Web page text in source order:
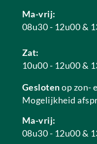
Ma-vrij:
08u30 - 12u00 &
Zat:
10u00 - 12u00 &
Geslotenop zon-
Mogelijkheid
Ma-vrij:
08u30 - 12u00 &